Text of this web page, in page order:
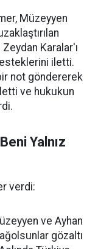
Müzeyyen
Karalar'ı
iletti.
not göndererek
ve hukukun
Yalnız
verdi:
ve Ayhan
gözaltı